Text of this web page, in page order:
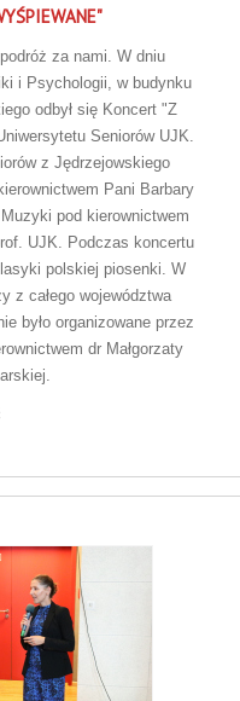
za nami. W dniu
i Psychologii, w budynku
odbył się Koncert "Z
Seniorów UJK.
z Jędrzejowskiego
Pani Barbary
pod kierownictwem
UJK. Podczas koncertu
polskiej piosenki. W
z całego województwa
było organizowane przez
dr Małgorzaty